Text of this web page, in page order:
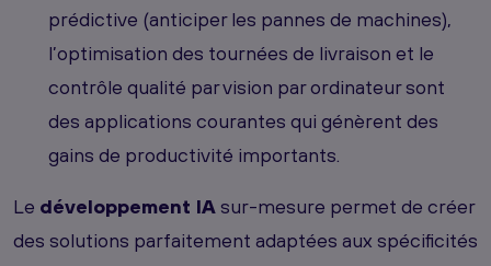
prédictive (anticiper les pannes de machines),
l’optimisation des tournées de livraison et le
contrôle qualité par vision par ordinateur sont
des applications courantes qui génèrent des
gains de productivité importants.
Le développement IA sur-mesure permet de créer
des solutions parfaitement adaptées aux spécificités